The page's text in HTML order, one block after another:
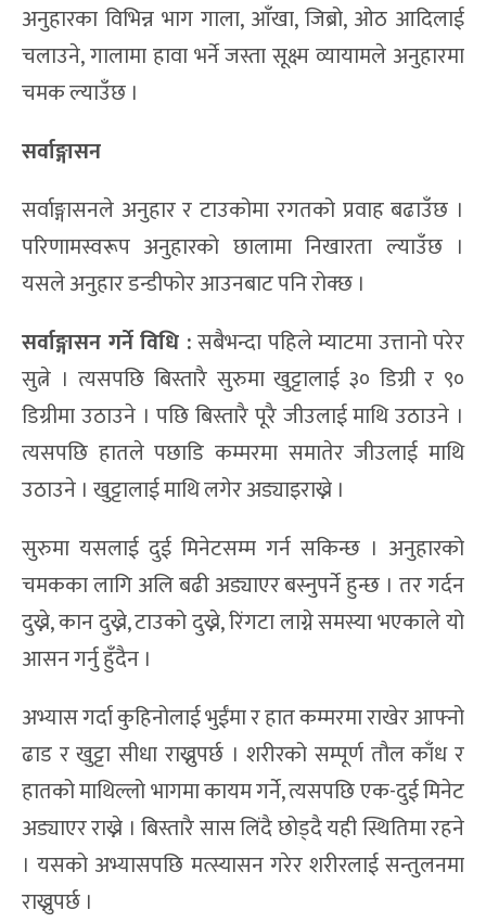
अनुहारका विभिन्न भाग गाला, आँखा, जिब्रो, ओठ आदिलाई
चलाउने, गालामा हावा भर्ने जस्ता सूक्ष्म व्यायामले अनुहारमा
चमक ल्याउँछ ।
सर्वाङ्गासन
सर्वाङ्गासनले अनुहार र टाउकोमा रगतको प्रवाह बढाउँछ ।
परिणामस्वरूप अनुहारको छालामा निखारता ल्याउँछ ।
यसले अनुहार डन्डीफोर आउनबाट पनि रोक्छ ।
सर्वाङ्गासन गर्ने विधि :सबैभन्दा पहिले म्याटमा उत्तानो परेर
सुत्ने । त्यसपछि बिस्तारै सुरुमा खुट्टालाई ३० डिग्री र ९०
डिग्रीमा उठाउने । पछि बिस्तारै पूरै जीउलाई माथि उठाउने ।
त्यसपछि हातले पछाडि कम्मरमा समातेर जीउलाई माथि
उठाउने । खुट्टालाई माथि लगेर अड्याइराख्ने ।
सुरुमा यसलाई दुई मिनेटसम्म गर्न सकिन्छ । अनुहारको
चमकका लागि अलि बढी अड्याएर बस्नुपर्ने हुन्छ । तर गर्दन
दुख्ने, कान दुख्ने, टाउको दुख्ने, रिंगटा लाग्ने समस्या भएकाले यो
आसन गर्नु हुँदैन ।
अभ्यास गर्दा कुहिनोलाई भुईंमा र हात कम्मरमा राखेर आफ्नो
ढाड र खुट्टा सीधा राख्नुपर्छ । शरीरको सम्पूर्ण तौल काँध र
हातको माथिल्लो भागमा कायम गर्ने, त्यसपछि एक-दुई मिनेट
अड्याएर राख्ने । बिस्तारै सास लिंदै छोड्दै यही स्थितिमा रहने
। यसको अभ्यासपछि मत्स्यासन गरेर शरीरलाई सन्तुलनमा
राख्नुपर्छ ।